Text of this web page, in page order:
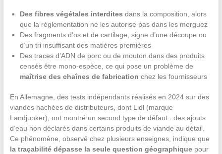
Des fibres végétales interdites dans la composition, alors
que la réglementation ne les autorise pas dans les merguez
Des fragments d’os et de cartilage, signe d’une découpe ou
d’un tri insuffisant des matières premières
Des traces d’ADN de porc ou de mouton dans des produits
censés être mono-espèce, ce qui pose un problème de
maîtrise des chaînes de fabrication chez les fournisseurs
En Allemagne, des tests indépendants réalisés en 2024 sur des
viandes hachées de distributeurs, dont Lidl (marque
Landjunker), ont montré un second type de défaut : des ajouts
d’eau non déclarés dans certains produits de viande au détail.
Ce phénomène, observé chez plusieurs enseignes, indique que
la traçabilité dépasse la seule question géographiquepour